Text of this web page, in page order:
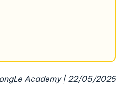
Academy | 22/05/2026